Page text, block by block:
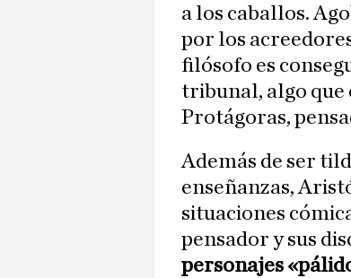
a los caballos.
por los
filósofo es
tribunal, algo que
Protágoras,
Además de ser
enseñanzas,
situaciones
pensador y sus
personajes